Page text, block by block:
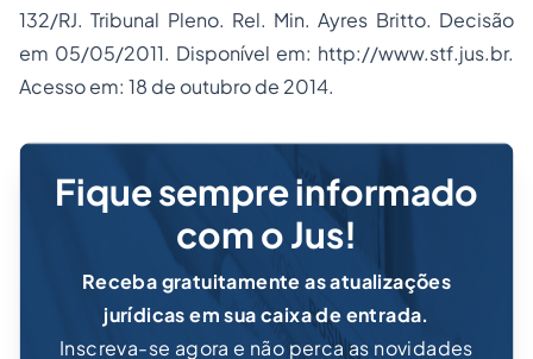
132/RJ. Tribunal Pleno. Rel. Min. Ayres Britto. Decisão
em 05/05/2011. Disponível em: http://www.stf.jus.br.
Acesso em: 18 de outubro de 2014.
Fique sempre informado
com o Jus!
Receba gratuitamente as atualizações
jurídicas em sua caixa de entrada.
Inscreva-se agora e não perca as novidades